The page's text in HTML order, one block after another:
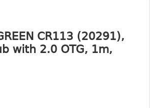
CR113 (20291),
with 2.0 OTG, 1m,